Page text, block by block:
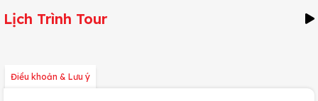
Lịch Trình Tour
Điều khoản & Lưu ý